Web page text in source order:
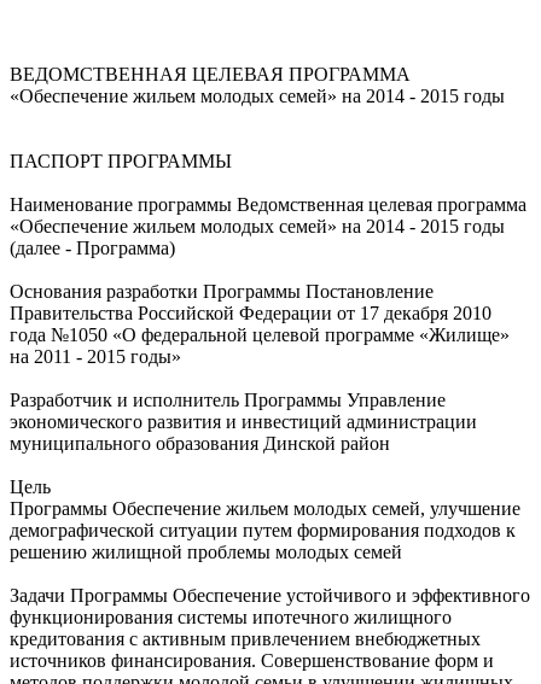
ВЕДОМСТВЕННАЯ ЦЕЛЕВАЯ ПРОГРАММА
«Обеспечение жильем молодых семей» на 2014 - 2015 годы
ПАСПОРТ ПРОГРАММЫ
Наименование программы Ведомственная целевая программа
«Обеспечение жильем молодых семей» на 2014 - 2015 годы
(далее - Программа)
Основания разработки Программы Постановление
Правительства Российской Федерации от 17 декабря 2010
года №1050 «О федеральной целевой программе «Жилище»
на 2011 - 2015 годы»
Разработчик и исполнитель Программы Управление
экономического развития и инвестиций администрации
муниципального образования Динской район
Цель
Программы Обеспечение жильем молодых семей, улучшение
демографической ситуации путем формирования подходов к
решению жилищной проблемы молодых семей
Задачи Программы Обеспечение устойчивого и эффективного
функционирования системы ипотечного жилищного
кредитования с активным привлечением внебюджетных
источников финансирования. Совершенствование форм и